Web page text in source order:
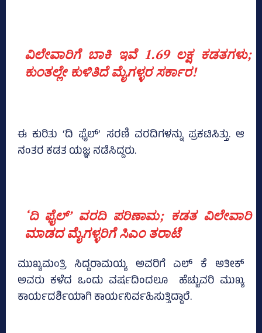
ವಿಲೇವಾರಿಗೆ ಬಾಕಿ ಇವೆ 1.69 ಲಕ್ಷ ಕಡತಗಳು;
ಕುಂತಲ್ಲೇ ಕುಳಿತಿದೆ ಮೈಗಳ್ಳರ ಸರ್ಕಾರ!
ಈ ಕುರಿತು ‘ದಿ ಫೈಲ್‌’ ಸರಣಿ ವರದಿಗಳನ್ನು ಪ್ರಕಟಿಸಿತ್ತು. ಆ
ನಂತರ ಕಡತ ಯಜ್ಞ ನಡೆಸಿದ್ದರು.
‘ದಿ ಫೈಲ್‌’ ವರದಿ ಪರಿಣಾಮ; ಕಡತ ವಿಲೇವಾರಿ
ಮಾಡದ ಮೈಗಳ್ಳರಿಗೆ ಸಿಎಂ ತರಾಟೆ
ಮುಖ್ಯಮಂತ್ರಿ ಸಿದ್ದರಾಮಯ್ಯ ಅವರಿಗೆ ಎಲ್‌ ಕೆ ಅತೀಕ್‌
ಅವರು ಕಳೆದ ಒಂದು ವರ್ಷದಿಂದಲೂ ಹೆಚ್ಚುವರಿ ಮುಖ್ಯ
ಕಾರ್ಯದರ್ಶಿಯಾಗಿ ಕಾರ್ಯನಿರ್ವಹಿಸುತ್ತಿದ್ದಾರೆ.